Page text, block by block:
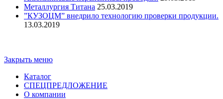
Металлургия Титана 25.03.2019
”КУЗОЦМ” внедрило технологию проверки продукции.
13.03.2019
Закрыть меню
Каталог
СПЕЦПРЕДЛОЖЕНИЕ
О компании